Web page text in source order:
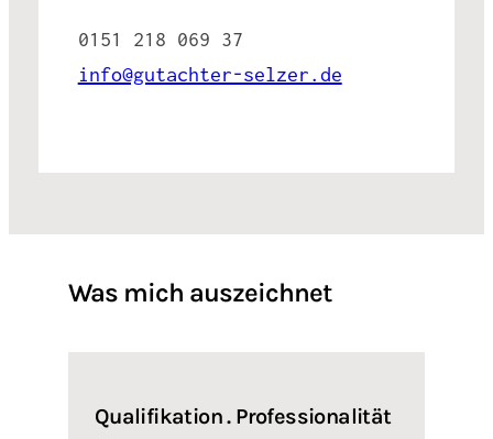
0151 218 069 37
info@gutachter-selzer.de
Was mich auszeichnet
Qualifikation . Professionalität